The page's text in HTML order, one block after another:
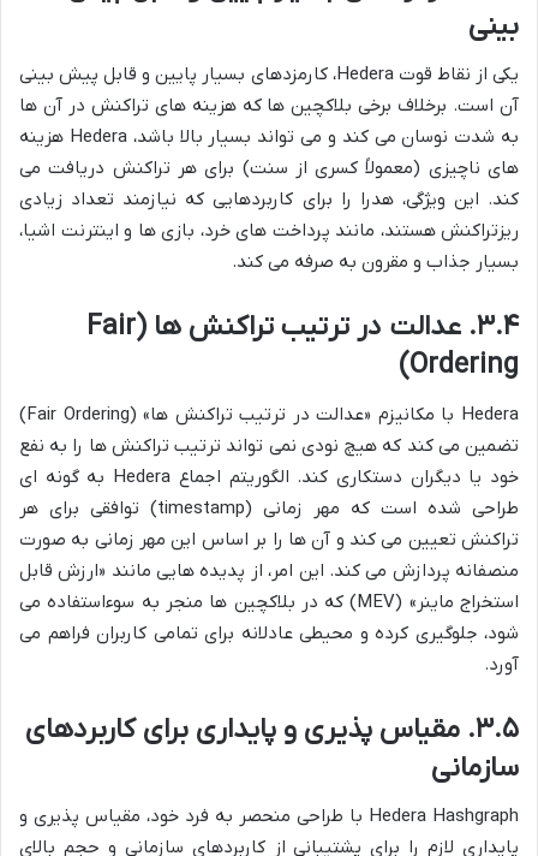
بینی
یکی از نقاط قوت Hedera، کارمزدهای بسیار پایین و قابل پیش بینی
آن است. برخلاف برخی بلاکچین ها که هزینه های تراکنش در آن ها
به شدت نوسان می کند و می تواند بسیار بالا باشد، Hedera هزینه
های ناچیزی (معمولاً کسری از سنت) برای هر تراکنش دریافت می
کند. این ویژگی، هدرا را برای کاربردهایی که نیازمند تعداد زیادی
ریزتراکنش هستند، مانند پرداخت های خرد، بازی ها و اینترنت اشیا،
بسیار جذاب و مقرون به صرفه می کند.
۳.۴. عدالت در ترتیب تراکنش ها (Fair
Ordering)
Hedera با مکانیزم «عدالت در ترتیب تراکنش ها» (Fair Ordering)
تضمین می کند که هیچ نودی نمی تواند ترتیب تراکنش ها را به نفع
خود یا دیگران دستکاری کند. الگوریتم اجماع Hedera به گونه ای
طراحی شده است که مهر زمانی (timestamp) توافقی برای هر
تراکنش تعیین می کند و آن ها را بر اساس این مهر زمانی به صورت
منصفانه پردازش می کند. این امر، از پدیده هایی مانند «ارزش قابل
استخراج ماینر» (MEV) که در بلاکچین ها منجر به سوءاستفاده می
شود، جلوگیری کرده و محیطی عادلانه برای تمامی کاربران فراهم می
آورد.
۳.۵. مقیاس پذیری و پایداری برای کاربردهای
سازمانی
Hedera Hashgraph با طراحی منحصر به فرد خود، مقیاس پذیری و
پایداری لازم را برای پشتیبانی از کاربردهای سازمانی و حجم بالای